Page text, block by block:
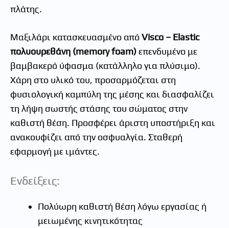
πλάτης.
Μαξιλάρι κατασκευασμένο απόVisco – Elastic
πολυουρεθάνη (memory foam)επενδυμένο με
βαμβακερό ύφασμα (κατάλληλο για πλύσιμο).
Χάρη στο υλικό του, προσαρμόζεται στη
φυσιολογική καμπύλη της μέσης και διασφαλίζει
τη λήψη σωστής στάσης του σώματος στην
καθιστή θέση. Προσφέρει άριστη υποστήριξη και
ανακουφίζει από την οσφυαλγία. Σταθερή
εφαρμογή με ιμάντες.
Ενδείξεις:
Πολύωρη καθιστή θέση λόγω εργασίας ή
μειωμένης κινητικότητας